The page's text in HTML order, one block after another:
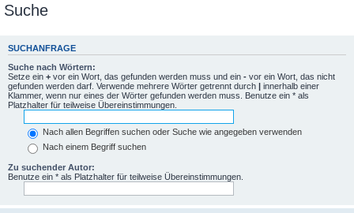
Suche
SUCHANFRAGE
Suche nach Wörtern:
Setze ein + vor ein Wort, das gefunden werden muss und ein - vor ein Wort, das nicht
gefunden werden darf. Verwende mehrere Wörter getrennt durch
innerhalb einer
Klammer, wenn nur eines der Wörter gefunden werden muss. Benutze ein * als
Platzhalter für teilweise Übereinstimmungen.
Nach allen Begriffen suchen oder Suche wie angegeben verwenden
Nach einem Begriff suchen
Zu suchender Autor:
Benutze ein * als Platzhalter für teilweise Übereinstimmungen.